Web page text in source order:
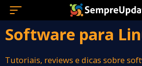
Software para
Tutoriais, reviews e dicas sobre